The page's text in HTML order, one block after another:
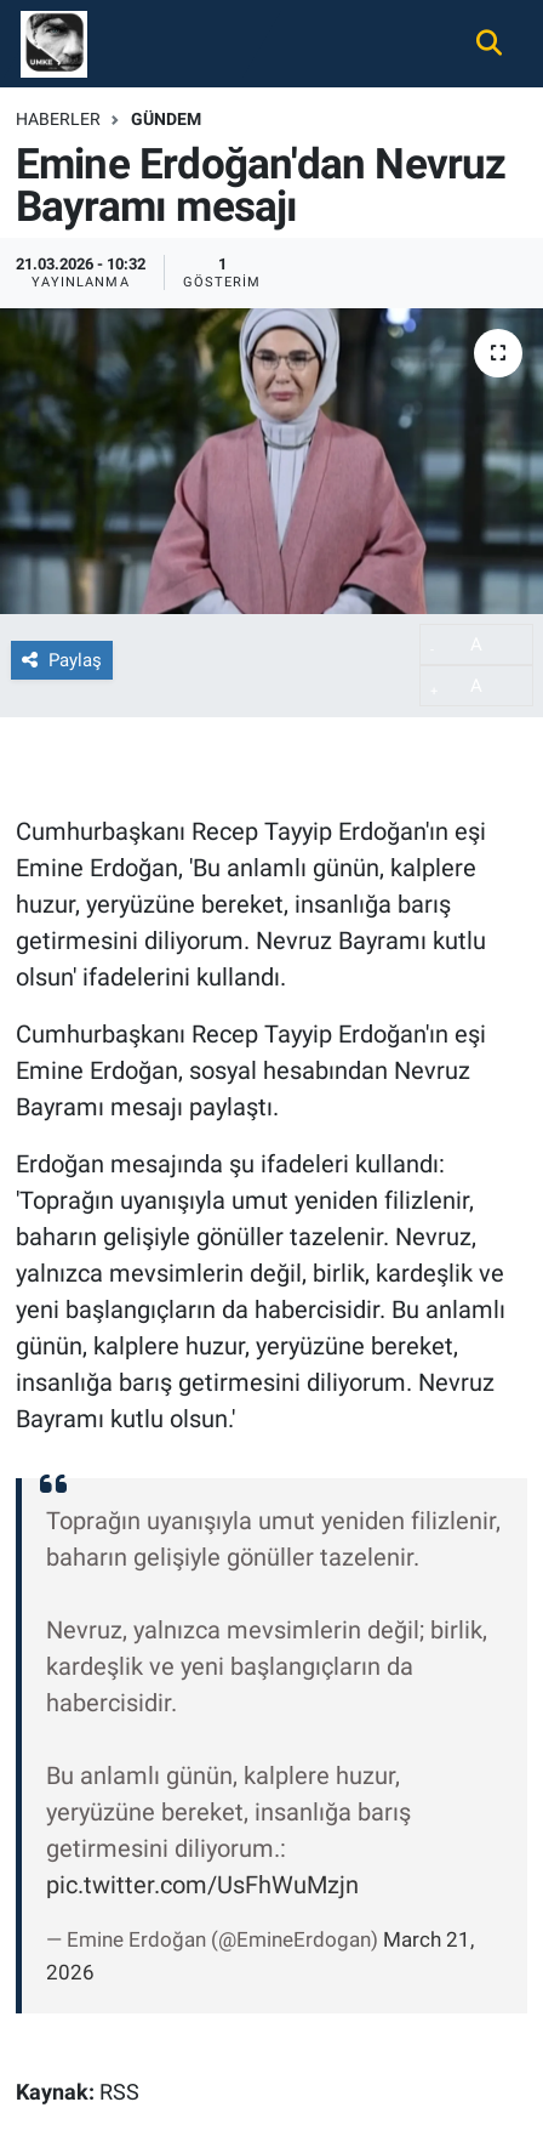
HABERLER GÜNDEM
Emine Erdoğan'dan Nevruz
Bayramı mesajı
21.03.2026 - 10:32
YAYINLANMA
1
GÖSTERIM
Paylaş
Cumhurbaşkanı Recep Tayyip Erdoğan'ın eşi
Emine Erdoğan, 'Bu anlamlı günün, kalplere
huzur, yeryüzüne bereket, insanlığa barış
getirmesini diliyorum. Nevruz Bayramı kutlu
olsun' ifadelerini kullandı.
Cumhurbaşkanı Recep Tayyip Erdoğan'ın eşi
Emine Erdoğan, sosyal hesabından Nevruz
Bayramı mesajı paylaştı.
Erdoğan mesajında şu ifadeleri kullandı:
'Toprağın uyanışıyla umut yeniden filizlenir,
baharın gelişiyle gönüller tazelenir. Nevruz,
yalnızca mevsimlerin değil, birlik, kardeşlik ve
yeni başlangıçların da habercisidir. Bu anlamlı
günün, kalplere huzur, yeryüzüne bereket,
insanlığa barış getirmesini diliyorum. Nevruz
Bayramı kutlu olsun.'
Toprağın uyanışıyla umut yeniden filizlenir,
baharın gelişiyle gönüller tazelenir.
Nevruz, yalnızca mevsimlerin değil; birlik,
kardeşlik ve yeni başlangıçların da
habercisidir.
Bu anlamlı günün, kalplere huzur,
yeryüzüne bereket, insanlığa barış
getirmesini diliyorum.:
pic.twitter.com/UsFhWuMzjn
— Emine Erdoğan (@EmineErdogan) March 21,
2026
Kaynak: RSS
Gündem
Ekonomi
Spor
Magazin
Tüm Haberler
İletişim
Künye
Nöbetçi Eczaneler
Hava Durumu
Namaz Vakitleri
Trafik Durumu
Süper Lig Puan Durumu ve Fikstür
Tüm Manşetler
Son Dakika Haberleri
Haber Arşivi